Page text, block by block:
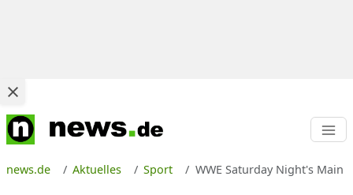
news.de Aktuelles Sport WWE Saturday Night's Main